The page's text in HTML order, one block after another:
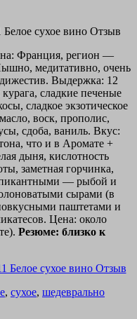
Франция, регион —
медитативно, очень
Выдержка: 12
сладкие печеные
сладкое экзотическое
воск, прополис,
сдоба, ваниль. Вкус:
что и в Аромате +
дыня, кислотность
заметная горчинка,
— рыбой и
сырами (в
паштетами и
Цена: около
Резюме: близко к
, сухое, шедеврально